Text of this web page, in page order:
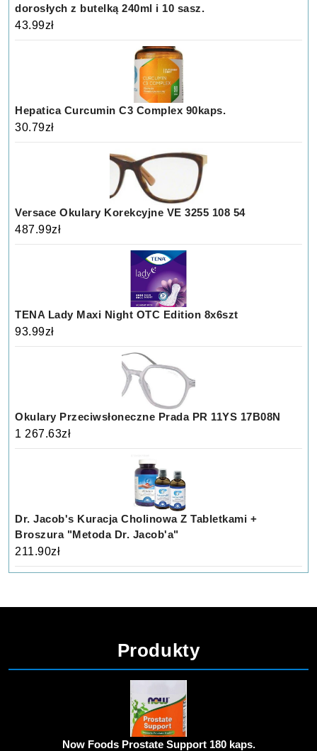
dorosłych z butelką 240ml i 10 sasz.
43.99zł
Hepatica Curcumin C3 Complex 90kaps.
30.79zł
Versace Okulary Korekcyjne VE 3255 108 54
487.99zł
TENA Lady Maxi Night OTC Edition 8x6szt
93.99zł
Okulary Przeciwsłoneczne Prada PR 11YS 17B08N
1 267.63zł
Dr. Jacob's Kuracja Cholinowa Z Tabletkami +
Broszura "Metoda Dr. Jacob'a"
211.90zł
Produkty
Now Foods Prostate Support 180 kaps.